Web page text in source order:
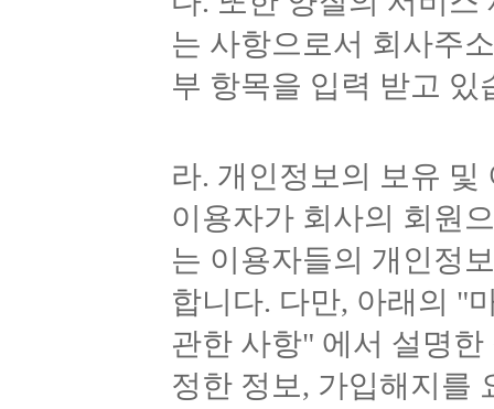
는 사항으로서 회사주
부 항목을 입력 받고 있
라. 개인정보의 보유 및
이용자가 회사의 회원
는 이용자들의 개인정
합니다. 다만, 아래의 "
관한 사항" 에서 설명
정한 정보, 가입해지를